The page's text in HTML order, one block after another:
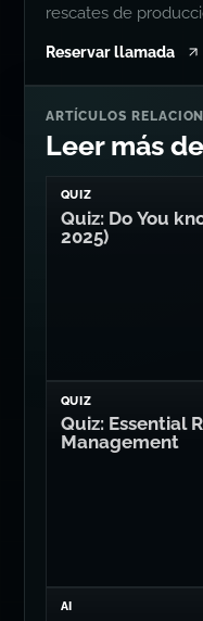
rescates de
Reservar llamada
ARTÍCULOS
Leer más
QUIZ
Quiz: Do You
2025)
QUIZ
Quiz: Essential
Management
AI